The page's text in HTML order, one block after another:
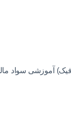
آموزشی سواد